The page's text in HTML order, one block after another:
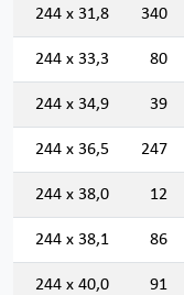
244 x 31,8 340
244 x 33,3 80
244 x 34,9 39
244 x 36,5 247
244 x 38,0 12
244 x 38,1 86
244 x 40,0 91